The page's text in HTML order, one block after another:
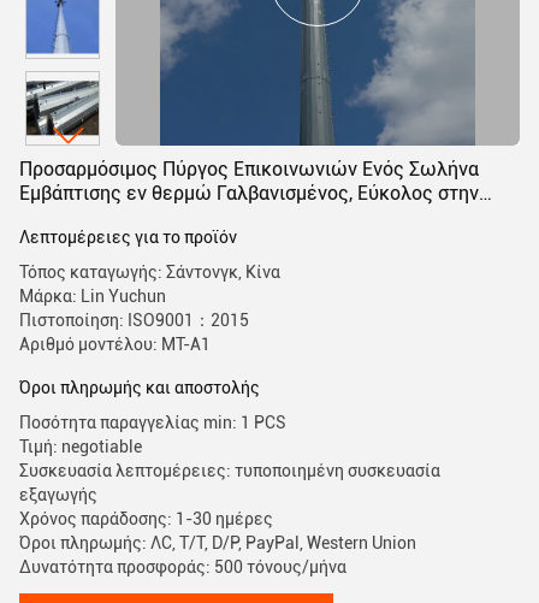
Προσαρμόσιμος Πύργος Επικοινωνιών Ενός Σωλήνα
Εμβάπτισης εν θερμώ Γαλβανισμένος, Εύκολος στην
Λεπτομέρειες για το προϊόν
Τόπος καταγωγής: Σάντονγκ, Κίνα
Μάρκα: Lin Yuchun
Πιστοποίηση: ISO9001：2015
Αριθμό μοντέλου: MT-A1
Όροι πληρωμής και αποστολής
Ποσότητα παραγγελίας min: 1 PCS
Τιμή: negotiable
Συσκευασία λεπτομέρειες: τυποποιημένη συσκευασία
εξαγωγής
Χρόνος παράδοσης: 1-30 ημέρες
Όροι πληρωμής: ΛC, T/T, D/P, PayPal, Western Union
Δυνατότητα προσφοράς: 500 τόνους/μήνα